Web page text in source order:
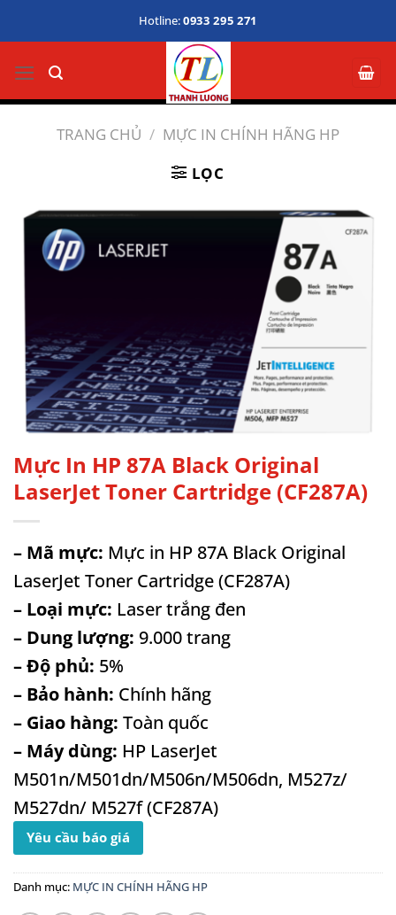
dung
Hotline:0933 295 271
TRANG CHỦ / MỰC IN CHÍNH HÃNG HP
LỌC
Mực In HP 87A Black Original
LaserJet Toner Cartridge (CF287A)
– Mã mực: Mực in HP 87A Black Original
LaserJet Toner Cartridge (CF287A)
– Loại mực: Laser trắng đen
– Dung lượng: 9.000 trang
– Độ phủ: 5%
– Bảo hành: Chính hãng
– Giao hàng: Toàn quốc
– Máy dùng: HP LaserJet
M501n/M501dn/M506n/M506dn, M527z/
M527dn/ M527f (CF287A)
Yêu cầu báo giá
Danh mục: MỰC IN CHÍNH HÃNG HP